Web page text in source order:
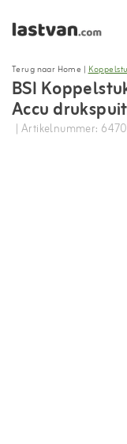
Terug naar Home |
BSI
Accu
| Artikelnummer: